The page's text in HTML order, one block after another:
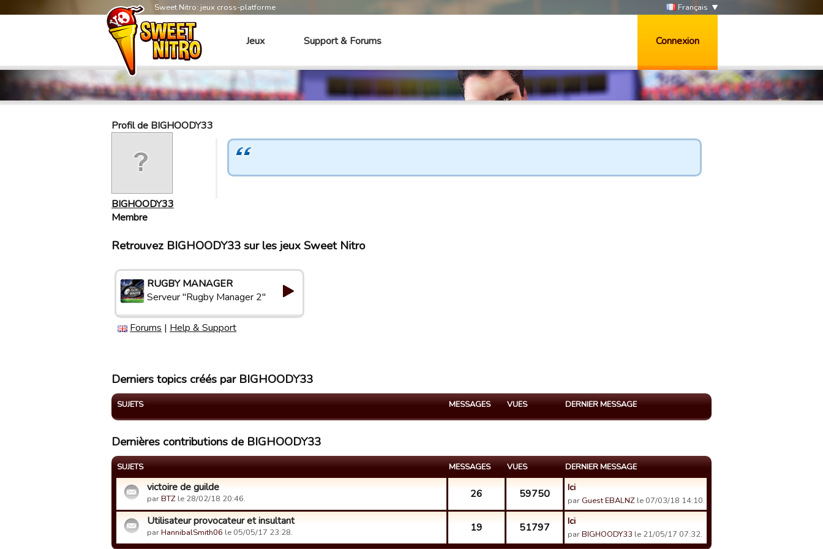
Sweet Nitro: jeux cross-platforme Français
Jeux Support & Forums Connexion
Profil de BIGHOODY33
BIGHOODY33
Membre
Retrouvez BIGHOODY33 sur les jeux Sweet Nitro
RUGBY MANAGER
Serveur "Rugby Manager 2"
Forums | Help & Support
Derniers topics créés par BIGHOODY33
SUJETS MESSAGES VUES DERNIER MESSAGE
Dernières contributions de BIGHOODY33
SUJETS MESSAGES VUES DERNIER MESSAGE
victoire de guilde
parBTZ le 28/02/18 20:46. 26 59750 Ici
par Guest EBALNZ le 07/03/18 14:10.
Utilisateur provocateur et insultant
parHannibalSmith06 le 05/05/17 23:28. 19 51797 Ici
parBIGHOODY33 le 21/05/17 07:32.